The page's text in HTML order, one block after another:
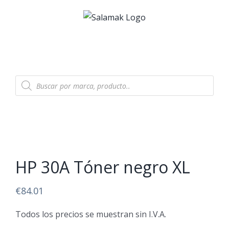
Products
search
HP 30A Tóner negro XL
€84.01
Todos los precios se muestran sin I.V.A.